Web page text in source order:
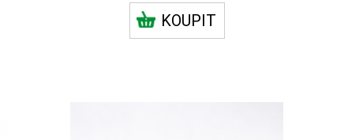
KOUPIT